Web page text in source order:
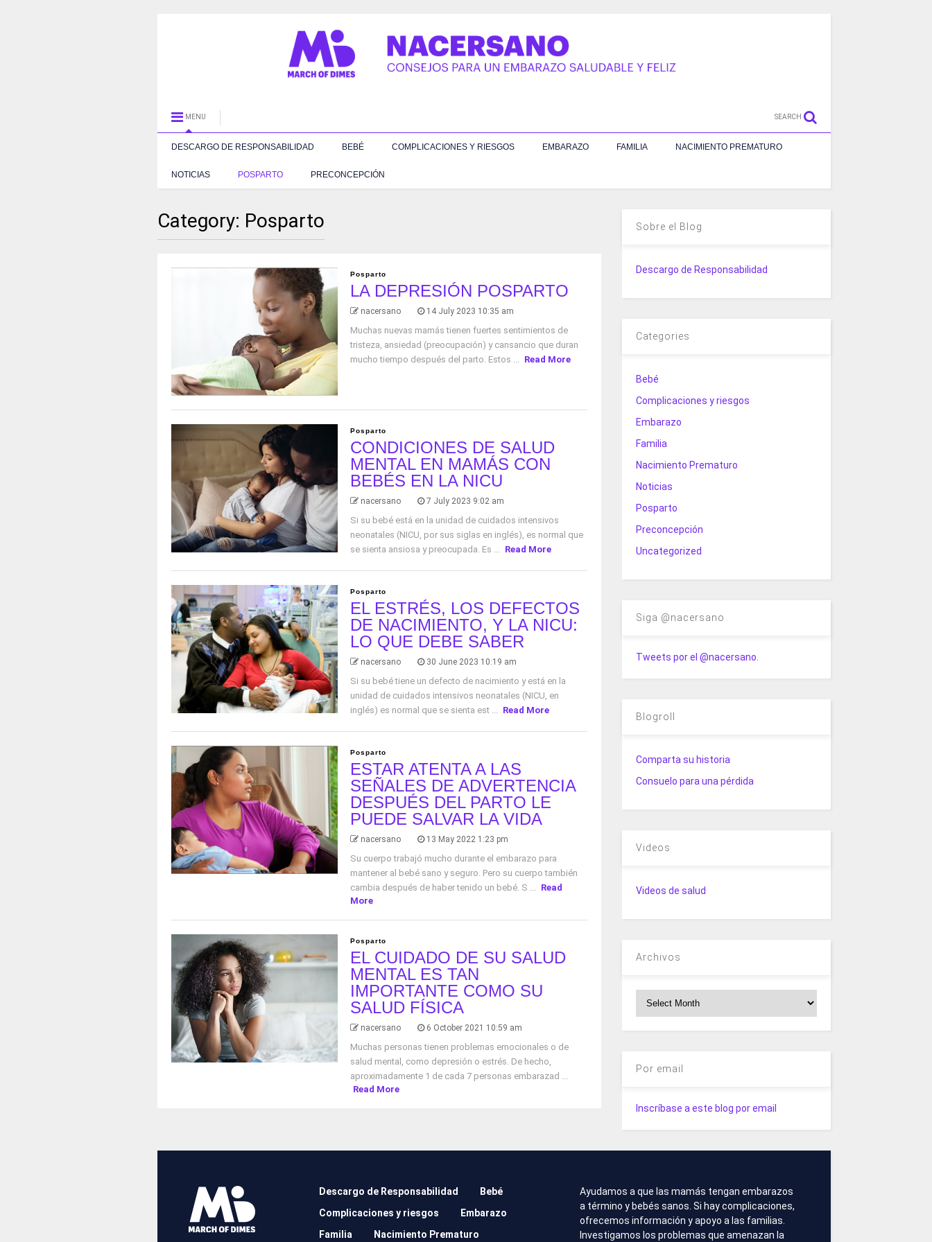
MENU SEARCH
DESCARGO DE RESPONSABILIDAD BEBÉ COMPLICACIONES Y RIESGOS EMBARAZO FAMILIA NACIMIENTO PREMATURO
NOTICIAS POSPARTO PRECONCEPCIÓN
Category: Posparto
Posparto
LA DEPRESIÓN POSPARTO
nacersano 14 July 2023 10:35 am
Muchas nuevas mamás tienen fuertes sentimientos de
tristeza, ansiedad (preocupación) y cansancio que duran
mucho tiempo después del parto. Estos ...
Read More
Posparto
CONDICIONES DE SALUD
MENTAL EN MAMÁS CON
BEBÉS EN LA NICU
nacersano 7 July 2023 9:02 am
Si su bebé está en la unidad de cuidados intensivos
neonatales (NICU, por sus siglas en inglés), es normal que
se sienta ansiosa y preocupada. Es ...
Read More
Posparto
EL ESTRÉS, LOS DEFECTOS
DE NACIMIENTO, Y LA NICU:
LO QUE DEBE SABER
nacersano 30 June 2023 10:19 am
Si su bebé tiene un defecto de nacimiento y está en la
unidad de cuidados intensivos neonatales (NICU, en
inglés) es normal que se sienta est ...
Read More
Posparto
ESTAR ATENTA A LAS
SEÑALES DE ADVERTENCIA
DESPUÉS DEL PARTO LE
PUEDE SALVAR LA VIDA
nacersano 13 May 2022 1:23 pm
Su cuerpo trabajó mucho durante el embarazo para
mantener al bebé sano y seguro. Pero su cuerpo también
cambia después de haber tenido un bebé. S ...
Read
More
Posparto
EL CUIDADO DE SU SALUD
MENTAL ES TAN
IMPORTANTE COMO SU
SALUD FÍSICA
nacersano 6 October 2021 10:59 am
Muchas personas tienen problemas emocionales o de
salud mental, como depresión o estrés. De hecho,
aproximadamente 1 de cada 7 personas embarazad ...
Read More
Sobre el Blog
Descargo de Responsabilidad
Categories
Bebé
Complicaciones y riesgos
Embarazo
Familia
Nacimiento Prematuro
Noticias
Posparto
Preconcepción
Uncategorized
Siga @nacersano
Tweets por el @nacersano.
Blogroll
Comparta su historia
Consuelo para una pérdida
Videos
Videos de salud
Archivos
Por email
Inscríbase a este blog por email
Descargo de Responsabilidad
Bebé
Complicaciones y riesgos
Embarazo
Familia
Nacimiento Prematuro
Ayudamos a que las mamás tengan embarazos
a término y bebés sanos. Si hay complicaciones,
ofrecemos información y apoyo a las familias.
Investigamos los problemas que amenazan la